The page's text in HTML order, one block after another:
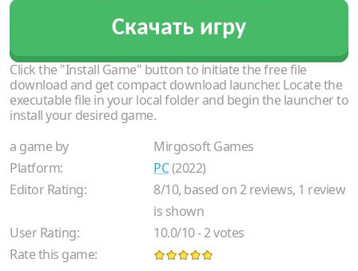
Скачать игру
Click the "Install Game" button to initiate the free file
download and get compact download launcher. Locate the
executable file in your local folder and begin the launcher to
install your desired game.
a game by
Mirgosoft Games
Platform:
PC(2022)
Editor Rating:
8/10, based on2reviews, 1 review
is shown
User Rating:
10.0/10-2votes
Rate this game: